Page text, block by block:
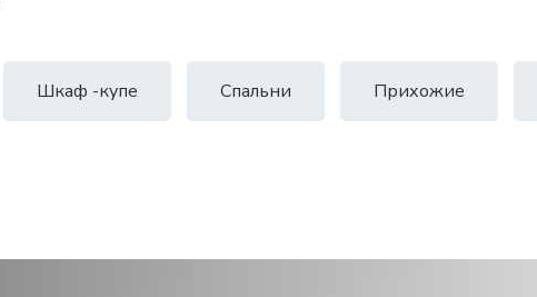
Шкаф -купе Спальни Прихожие